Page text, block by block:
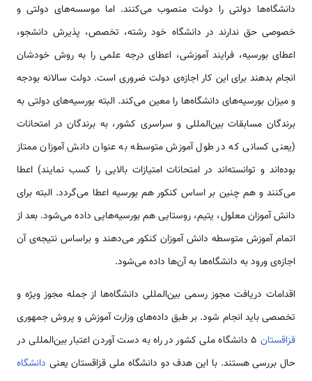
دانشگاه‌ها دولتی را دولت منصوب می‌کنند. اما موسسه‌های دولتی و
خصوصی حق ندارند در دانشگاه خود رشته، تخصص، پذیرش دانشجو،
اعطای بورسیه، فرایند آموزشی، اعطای درجه علمی را به روش خودشان
انجام بدهند برای این کار اجازه‌ی دولت ضروری است. دولت سالانه بودجه
و میزان بورسیه‌های دانشگاه‌ها را معین می‌کند. البته بورسیه‌های دولتی به
برندگان مسابقات بین‌المللی و سراسری کشور، به برندگان در امتحانات
(یعنی کسانی که در طول آموزش متوسطه به عنوان دانش آموزان ممتاز
بوده‌اند و توانسته‌اند در امتحانات امتیازات بالایی را کسب نمایند) اعطا
می‌کنند و هم چنین بر اساس کنکور هم بورسیه اعطا می‌گردد. البته برای
دانش آموزان معلول، یتیم، روستایی هم بورسیه‌هایی داده می‌شود. بعد از
اتمام آموزش متوسطه دانش آموزان کنکور می‌دهند و براساس نتیجه‌ی آن
اجازه‌ی ورود به دانشگاه‌ها به آن‌ها داده می‌شود.
اقدامات دریافت مجوز رسمی بین‌المللی دانشگاه‌ها از جمله مجوز ویژه و
تخصصی باید انجام شود. بر طبق داده‌های وزارت آموزش و پروش جمهوری
قزاقستان
۵ دانشگاه ملی کشور در راه به دست آوردن اعتبار بین‌المللی در
حال بررسی هستند. با این هدف دو دانشگاه ملی قزاقستان یعنی دانشگاه